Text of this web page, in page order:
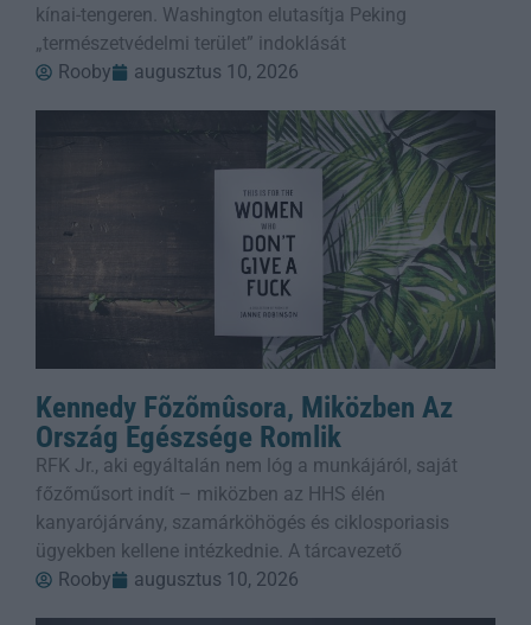
kínai-tengeren. Washington elutasítja Peking
„természetvédelmi terület” indoklását
Rooby
augusztus 10, 2026
Kennedy Fõzõmûsora, Miközben Az
Ország Egészsége Romlik
RFK Jr., aki egyáltalán nem lóg a munkájáról, saját
főzőműsort indít – miközben az HHS élén
kanyarójárvány, szamárköhögés és ciklosporiasis
ügyekben kellene intézkednie. A tárcavezető
Rooby
augusztus 10, 2026